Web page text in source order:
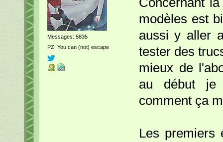
Messages: 5835
PZ: You can (not) escape
modèles est
aussi y aller
tester des
mieux de
au début je
comment ça
Les premiers